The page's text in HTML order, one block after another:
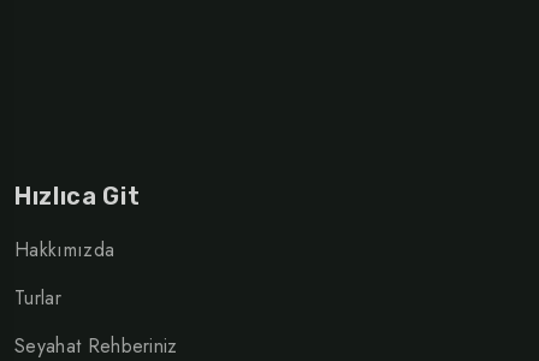
Hızlıca Git
Hakkımızda
Turlar
Seyahat Rehberiniz